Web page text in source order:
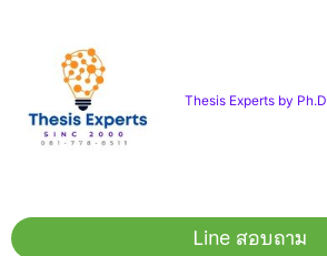
content
Thesis Experts by Ph.D
Line สอบถาม